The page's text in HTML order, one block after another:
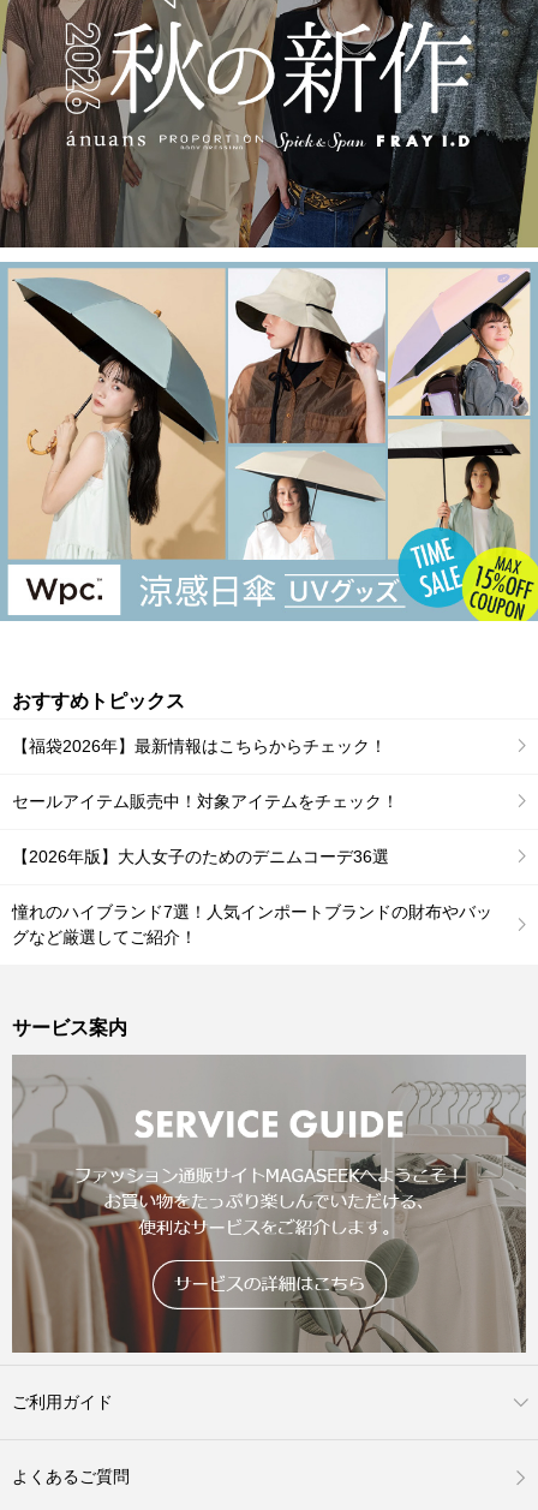
おすすめトピックス
【福袋2026年】最新情報はこちらからチェック！
セールアイテム販売中！対象アイテムをチェック！
【2026年版】大人女子のためのデニムコーデ36選
憧れのハイブランド7選！人気インポートブランドの財布やバッ
グなど厳選してご紹介！
サービス案内
ご利用ガイド
よくあるご質問